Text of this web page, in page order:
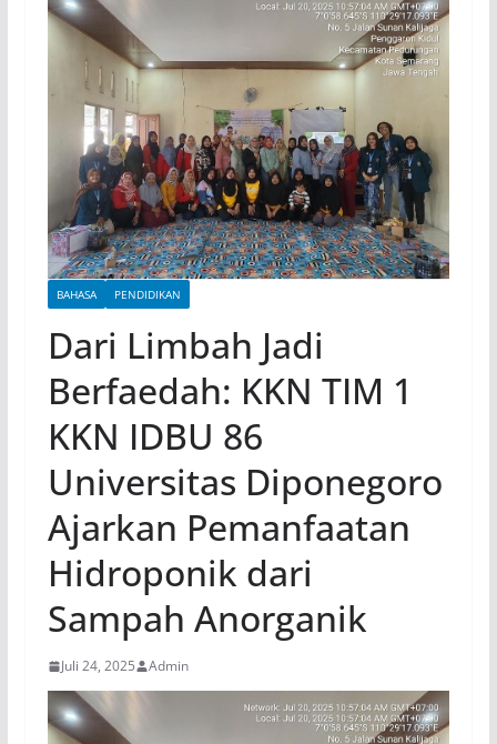
BAHASA PENDIDIKAN
Dari Limbah Jadi
Berfaedah: KKN TIM 1
KKN IDBU 86
Universitas Diponegoro
Ajarkan Pemanfaatan
Hidroponik dari
Sampah Anorganik
Juli 24, 2025 Admin